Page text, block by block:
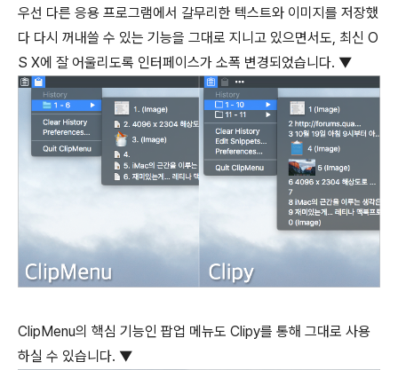
우선 다른 응용 프로그램에서 갈무리한 텍스트와 이미지를 저장했
다 다시 꺼내쓸 수 있는 기능을 그대로 지니고 있으면서도, 최신 O
S X에 잘 어울리도록 인터페이스가 소폭 변경되었습니다. ▼
ClipMenu의 핵심 기능인 팝업 메뉴도 Clipy를 통해 그대로 사용
하실 수 있습니다. ▼